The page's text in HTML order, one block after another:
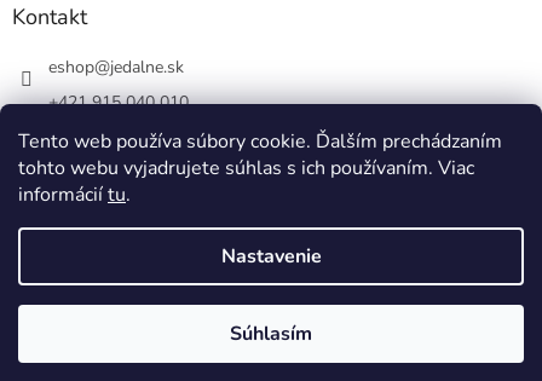
Tento web používa súbory cookie. Ďalším prechádzaním
tohto webu vyjadrujete súhlas s ich používaním. Viac
informáciítu.
Nastavenie
Súhlasím
Kontakt
eshop@jedalne.sk
+421 915 040 010
Jedalne.sk
jedalne.sk
Vytvoril Shoptet
Jedálne.sk. Všetky práva vyhradené.